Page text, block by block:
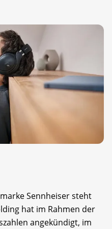
Sennheiser steht
hat im Rahmen der
angekündigt, im